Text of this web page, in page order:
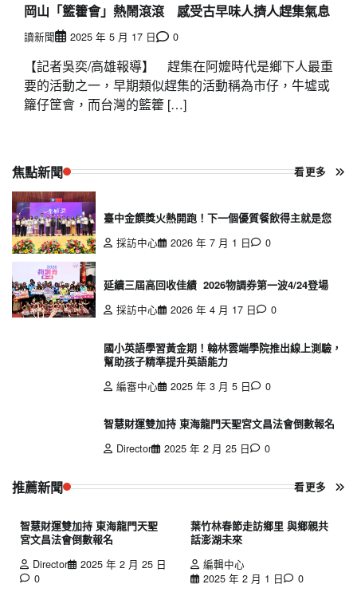
岡山「籃籗會」熱鬧滾滾 感受古早味人擠人趕集氣息
讀新聞 2025 年 5 月 17 日 0
【記者吳奕/高雄報導】 趕集在阿嬤時代是鄉下人最重
要的活動之一，早期類似趕集的活動稱為市仔，牛墟或
籮仔筐會，而台灣的籃籗 […]
焦點新聞 看更多
臺中金饌獎火熱開跑！下一個優質餐飲得主就是您
採訪中心
2026 年 7 月 1 日 0
延續三屆高回收佳績 2026物調券第一波4/24登場
採訪中心
2026 年 4 月 17 日 0
國小英語學習黃金期！翰林雲端學院推出線上測驗，
幫助孩子精準提升英語能力
編審中心
2025 年 3 月 5 日 0
智慧財運雙加持 東海龍門天聖宮文昌法會倒數報名
Director
2025 年 2 月 25 日 0
推薦新聞 看更多
智慧財運雙加持 東海龍門天聖
宮文昌法會倒數報名
Director
2025 年 2 月 25 日
0
葉竹林春節走訪鄉里 與鄉親共
話澎湖未來
編輯中心
2025 年 2 月 1 日
0